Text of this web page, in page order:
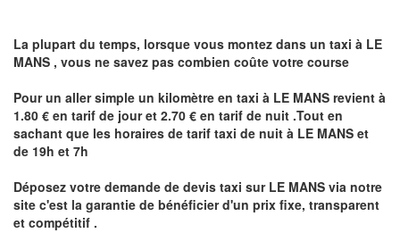
La plupart du temps, lorsque vous montez dans un taxi à LE
MANS , vous ne savez pas combien coûte votre course
Pour un aller simple un kilomètre en taxi à LE MANS revient à
1.80 € en tarif de jour et 2.70 € en tarif de nuit .Tout en
sachant que les horaires de tarif taxi de nuit à LE MANS et
de 19h et 7h
Déposez votre demande de devis taxi sur LE MANS via notre
site c'est la garantie de bénéficier d'un prix fixe, transparent
et compétitif .